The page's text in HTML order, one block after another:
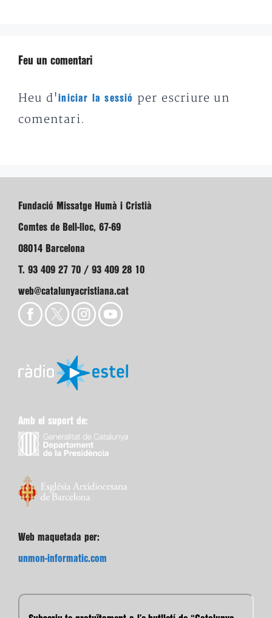
Feu un comentari
Heu d'iniciar la sessió
per escriure un
comentari.
Fundació Missatge Humà i Cristià
Comtes de Bell-lloc, 67-69
08014 Barcelona
T. 93 409 27 70 / 93 409 28 10
web@catalunyacristiana.cat
Amb el suport de:
Web maquetada per:
unmon-informatic.com